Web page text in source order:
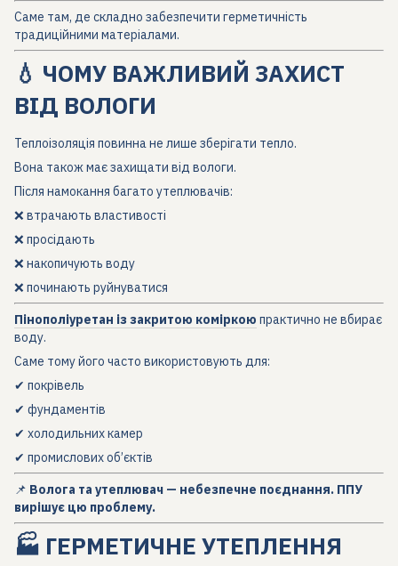
Саме там, де складно забезпечити герметичність
традиційними матеріалами.
💧 ЧОМУ ВАЖЛИВИЙ ЗАХИСТ
ВІД ВОЛОГИ
Теплоізоляція повинна не лише зберігати тепло.
Вона також має захищати від вологи.
Після намокання багато утеплювачів:
❌ втрачають властивості
❌ просідають
❌ накопичують воду
❌ починають руйнуватися
Пінополіуретан із закритою коміркою практично не вбирає
воду.
Саме тому його часто використовують для:
✔ покрівель
✔ фундаментів
✔ холодильних камер
✔ промислових об’єктів
📌 Волога та утеплювач — небезпечне поєднання. ППУ
вирішує цю проблему.
🏭 ГЕРМЕТИЧНЕ УТЕПЛЕННЯ